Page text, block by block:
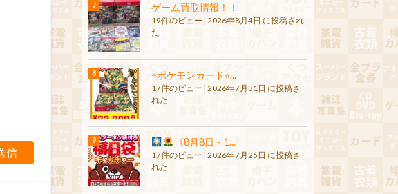
ゲーム買取情報！！
19件のビュー | 2026年8月4日 に投稿され
た
⭐︎ポケモンカード⭐︎...
17件のビュー | 2026年7月31日 に投稿さ
れた
《8月8日・1...
17件のビュー
2026年7月25日 に投稿さ
れた